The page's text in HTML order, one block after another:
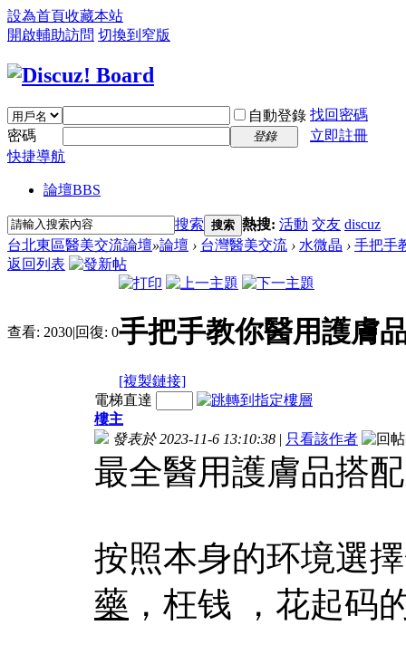
設為首頁收藏本站
開啟輔助訪問 切換到窄版
自動登錄 找回密碼
密碼
登錄
立即註冊
快捷導航
論壇BBS
搜索 搜索 熱搜: 活動 交友 discuz
台北東區醫美交流論壇»論壇 › 台灣醫美交流 › 水微晶 › 手把手
返回列表
查看: 2030|回復: 0手把手教你醫用護膚
[複製鏈接]
電梯直達
樓主
發表於 2023-11-6 13:10:38 | 只看該作者
最全醫用護膚品搭
按照本身的环境選
藥 ，枉钱 ，花起码